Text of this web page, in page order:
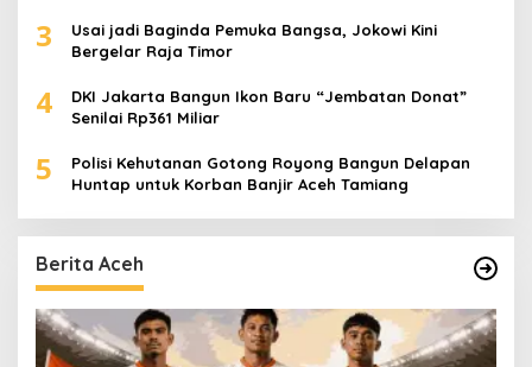
3
Usai jadi Baginda Pemuka Bangsa, Jokowi Kini
Bergelar Raja Timor
4
DKI Jakarta Bangun Ikon Baru “Jembatan Donat”
Senilai Rp361 Miliar
5
Polisi Kehutanan Gotong Royong Bangun Delapan
Huntap untuk Korban Banjir Aceh Tamiang
Berita Aceh